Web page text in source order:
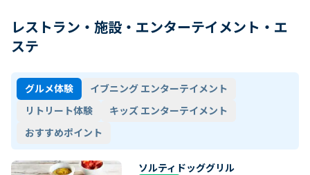
レストラン・施設・エンターテイメント・エ
ステ
グルメ体験
イブニング エンターテイメント
リトリート体験
キッズ エンターテイメント
おすすめポイント
ソルティドッググリル